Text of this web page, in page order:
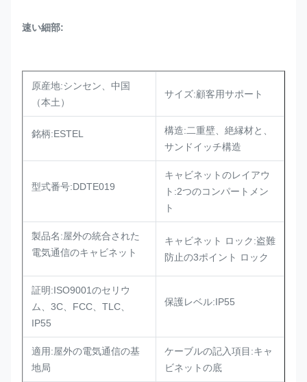
速い細部:
原産地:シンセン、中国
（本土）
サイズ:顧客用サポート
銘柄:ESTEL
構造:二重壁、絶縁材と、
サンドイッチ構造
型式番号:DDTE019
キャビネットのレイアウ
ト:2つのコンパートメン
ト
製品名:屋外の統合された
電気通信のキャビネット
キャビネット ロック:盗難
防止の3ポイント ロック
証明:ISO9001のセリウ
ム、3C、FCC、TLC、
IP55
保護レベル:IP55
適用:屋外の電気通信の基
地局
ケーブルの記入項目:キャ
ビネットの底